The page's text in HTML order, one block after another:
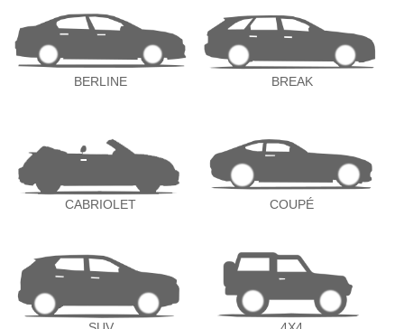
BERLINE BREAK
CABRIOLET COUPÉ